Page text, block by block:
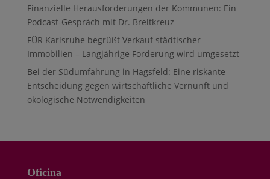
Finanzielle Herausforderungen der Kommunen: Ein
Podcast-Gespräch mit Dr. Breitkreuz
FÜR Karlsruhe begrüßt Verkauf städtischer
Immobilien – Langjährige Forderung wird umgesetzt
Bei der Südumfahrung in Hagsfeld: Eine riskante
Entscheidung gegen wirtschaftliche Vernunft und
ökologische Notwendigkeiten
Oficina